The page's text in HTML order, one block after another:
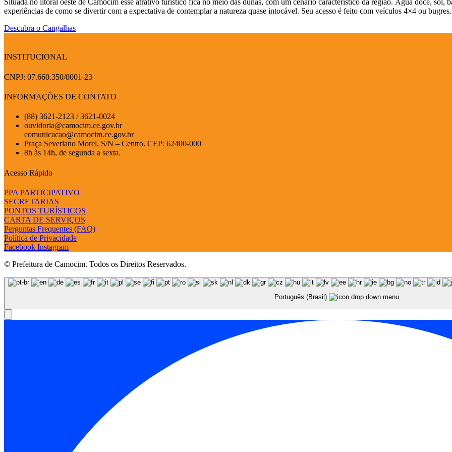
Situada no litoral oeste de Camocim esse atrativo turístico fica no meio das dunas, com um cenário característico da região. Água doce, sol,
experiências de como se divertir com a expectativa de contemplar a natureza quase intocável. Seu acesso é feito com veículos 4×4 ou bugres.
Descubra o Cangalhas
INSTITUCIONAL
CNPJ: 07.660.350/0001-23
INFORMAÇÕES DE CONTATO
(88) 3621-2123 / 3621-0024
ouvidoria@camocim.ce.gov.br
comunicacao@camocim.ce.gov.br
Praça Severiano Morel, S/N – Centro. CEP: 62400-000
8h às 14h, de segunda a sexta.
Acesso Rápido
PPA PARTICIPATIVO
SECRETARIAS
PONTOS TURÍSTICOS
CARTA DE SERVIÇOS
Perguntas Frequentes (FAQ)
Política de Privacidade
Facebook Instagram
© Prefeitura de Camocim. Todos os Direitos Reservados.
Português (Brasil)